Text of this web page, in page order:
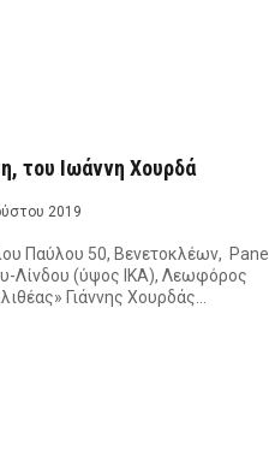
του Ιωάννη Χουρδά
2019
Παύλου 50, Βενετοκλέων, Pane
Λίνδου (ύψος ΙΚΑ), Λεωφόρος
Γιάννης Χουρδάς…